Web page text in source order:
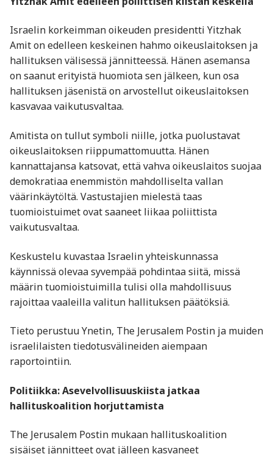
Israelin korkeimman oikeuden presidentti Yitzhak
Amit on edelleen keskeinen hahmo oikeuslaitoksen ja
hallituksen välisessä jännitteessä. Hänen asemansa
on saanut erityistä huomiota sen jälkeen, kun osa
hallituksen jäsenistä on arvostellut oikeuslaitoksen
kasvavaa vaikutusvaltaa.
Amitista on tullut symboli niille, jotka puolustavat
oikeuslaitoksen riippumattomuutta. Hänen
kannattajansa katsovat, että vahva oikeuslaitos suojaa
demokratiaa enemmistön mahdolliselta vallan
väärinkäytöltä. Vastustajien mielestä taas
tuomioistuimet ovat saaneet liikaa poliittista
vaikutusvaltaa.
Keskustelu kuvastaa Israelin yhteiskunnassa
käynnissä olevaa syvempää pohdintaa siitä, missä
määrin tuomioistuimilla tulisi olla mahdollisuus
rajoittaa vaaleilla valitun hallituksen päätöksiä.
Tieto perustuu Ynetin, The Jerusalem Postin ja muiden
israelilaisten tiedotusvälineiden aiempaan
raportointiin.
Politiikka: Asevelvollisuuskiista jatkaa
hallituskoalition horjuttamista
The Jerusalem Postin mukaan hallituskoalition
sisäiset jännitteet ovat jälleen kasvaneet